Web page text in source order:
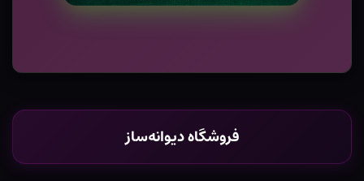
فروشگاه دیوانه‌ساز